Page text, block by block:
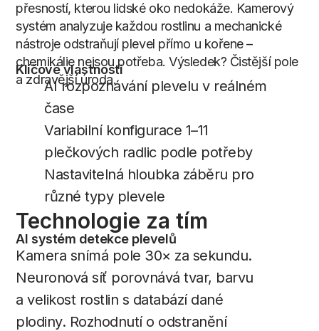
přesností, kterou lidské oko nedokáže. Kamerový
systém analyzuje každou rostlinu a mechanické
nástroje odstraňují plevel přímo u kořene –
chemikálie nejsou potřeba. Výsledek? Čistější pole
a zdravější úroda.
Klíčové vlastnosti
AI rozpoznávání plevelu v reálném
čase
Variabilní konfigurace 1–11
plečkových radlic podle potřeby
Nastavitelná hloubka záběru pro
různé typy plevele
Technologie za tím
AI systém detekce plevelů
Kamera snímá pole 30× za sekundu.
Neuronová síť porovnává tvar, barvu
a velikost rostlin s databází dané
plodiny. Rozhodnutí o odstranění